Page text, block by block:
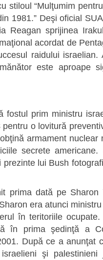
stiloul “Mulţumim
1981.” Deşi oficial
Reagan sprijinea
acordat de
raidului israelian.
este aproape
fostul prim ministru
o lovitură
armament nuclear
secrete
lui Bush
prima dată pe
era atunci
în teritoriile
în prima şedinţă a
După ce a anunţat
israelieni şi